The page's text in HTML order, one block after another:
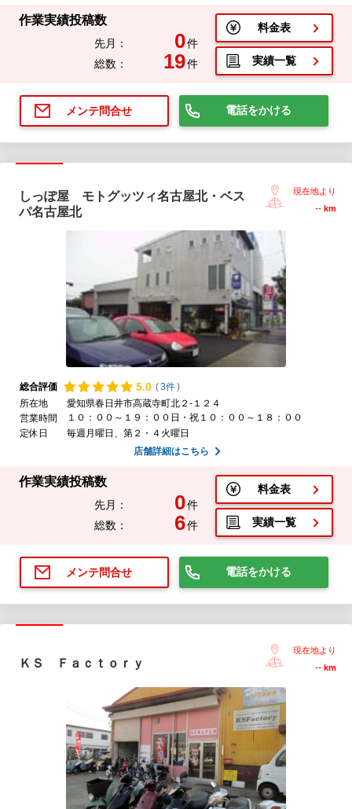
作業実績投稿数
先月： 0件
総数：
19件
料金表
実績一覧
メンテ問合せ 電話をかける
しっぽ屋 モトグッツィ名古屋北・ベス
パ名古屋北
現在地より
-- km
総合評価 5.0 (3件)
所在地
愛知県春日井市高蔵寺町北２-１２４
営業時間
１０：００～１９：００日・祝１０：００～１８：００
定休日
毎週月曜日、第２・４火曜日
店舗詳細はこちら
作業実績投稿数
先月： 0件
総数：
6件
料金表
実績一覧
メンテ問合せ 電話をかける
ＫＳ Ｆａｃｔｏｒｙ
現在地より
-- km